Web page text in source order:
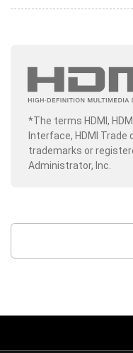
*The terms HDMI,
Interface, HDMI Trade
trademarks or
Administrator, Inc.